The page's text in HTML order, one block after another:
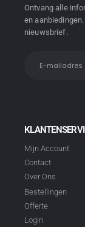
Ontvang alle
en
nieuwsbrief.
Mijn Account
Contact
Over Ons
Bestellingen
Offerte
Login